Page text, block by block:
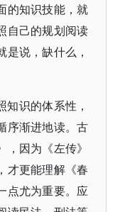
的知识技能，就
自己的规划阅读
说，缺什么，
识的体系性，
序渐进地读。古
因为《左传》
才更能理解《春
点尤为重要。应